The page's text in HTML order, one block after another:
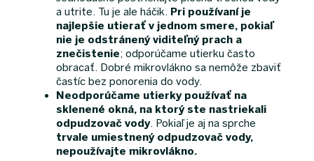
a utrite. Tu je ale háčik. Pri používaní je
najlepšie utierať v jednom smere, pokiaľ
nie je odstránený viditeľný prach a
znečistenie; odporúčame utierku často
obracať. Dobré mikrovlákno sa nemôže zbaviť
častíc bez ponorenia do vody.
Neodporúčame utierky používať na
sklenené okná, na ktorý ste nastriekali
odpudzovač vody. Pokiaľ je aj na sprche
trvale umiestnený odpudzovač vody,
nepoužívajte mikrovlákno.